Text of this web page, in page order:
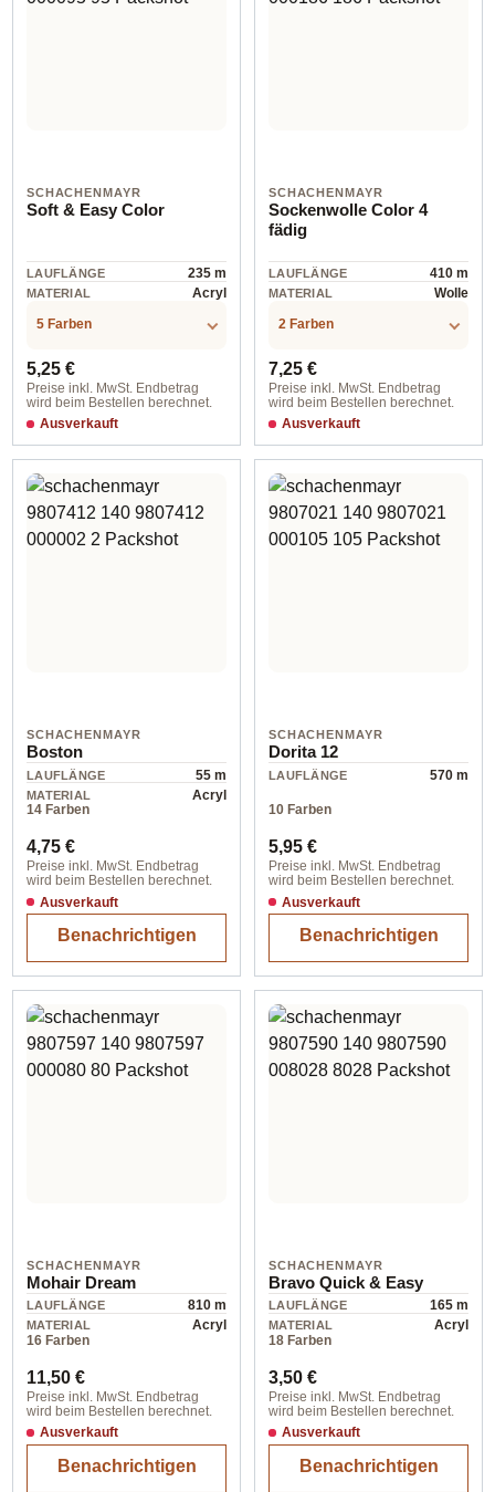
SCHACHENMAYR
Soft & Easy Color
LAUFLÄNGE 235 m
MATERIAL
Acryl
5 Farben
Regulärer Preis:
5,25 €
Preise inkl. MwSt. Endbetrag
wird beim Bestellen berechnet.
Ausverkauft
00095 sunset
SCHACHENMAYR
Sockenwolle Color 4
fädig
LAUFLÄNGE 410 m
MATERIAL
Wolle
2 Farben
Regulärer Preis:
7,25 €
Preise inkl. MwSt. Endbetrag
wird beim Bestellen berechnet.
Ausverkauft
00186 exotic color
SCHACHENMAYR
Boston
LAUFLÄNGE 55 m
MATERIAL
Acryl
14 Farben
Regulärer Preis:
4,75 €
Preise inkl. MwSt. Endbetrag
wird beim Bestellen berechnet.
Ausverkauft
Benachrichtigen
SCHACHENMAYR
Dorita 12
LAUFLÄNGE 570 m
10 Farben
Regulärer Preis:
5,95 €
Preise inkl. MwSt. Endbetrag
wird beim Bestellen berechnet.
Ausverkauft
Benachrichtigen
SCHACHENMAYR
Mohair Dream
LAUFLÄNGE 810 m
MATERIAL
Acryl
16 Farben
Regulärer Preis:
11,50 €
Preise inkl. MwSt. Endbetrag
wird beim Bestellen berechnet.
Ausverkauft
Benachrichtigen
SCHACHENMAYR
Bravo Quick & Easy
LAUFLÄNGE 165 m
MATERIAL
Acryl
18 Farben
Regulärer Preis:
3,50 €
Preise inkl. MwSt. Endbetrag
wird beim Bestellen berechnet.
Ausverkauft
Benachrichtigen